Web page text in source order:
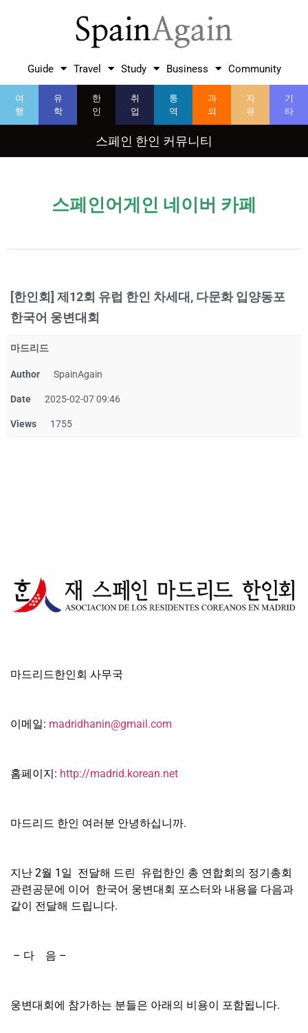
Guide Travel Study Business Community
여
행
유
학
한
인
취
업
통
역
과
외
자
유
기
타
스페인 한인 커뮤니티
스페인어게인 네이버 카페
[한인회] 제12회 유럽 한인 차세대, 다문화 입양동포
한국어 웅변대회
마드리드
Author SpainAgain
Date 2025-02-07 09:46
Views 1755
마드리드한인회 사무국
이메일: madridhanin@gmail.com
홈페이지: http://madrid.korean.net
마드리드 한인 여러분 안녕하십니까.
지난 2월 1일 전달해 드린 유럽한인 총 연합회의 정기총회
관련공문에 이어 한국어 웅변대회 포스터와 내용을 다음과
같이 전달해 드립니다.
– 다 음 –
웅변대회에 참가하는 분들은 아래의 비용이 포함됩니다.